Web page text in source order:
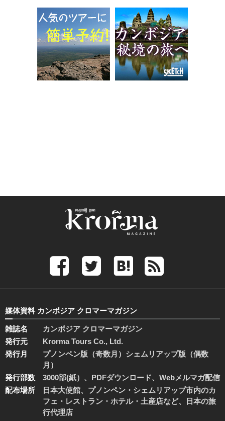
媒体資料 カンボジア クロマーマガジン
雑誌名
カンボジア クロマーマガジン
発行元
Krorma Tours Co., Ltd.
発行月
プノンペン版（奇数月）シェムリアップ版（偶数
月）
発行部数
3000部(紙）、PDFダウンロード、Webメルマガ配信
配布場所
日本大使館、プノンペン・シェムリアップ市内のカ
フェ・レストラン・ホテル・土産店など、日本の旅
行代理店